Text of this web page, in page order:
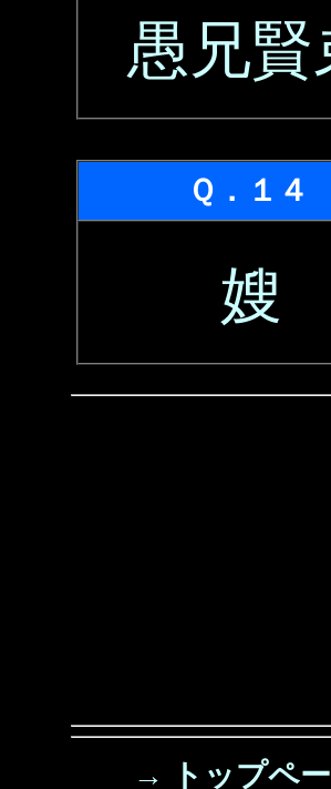
愚兄賢
Ｑ．１４
嫂
→ トップペ